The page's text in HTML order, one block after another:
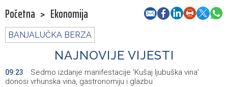
Početna > Ekonomija
BANJALUČKA BERZA
NAJNOVIJE VIJESTI
09:23
Sedmo izdanje manifestacije 'Kušaj ljubuška vina'
donosi vrhunska vina, gastronomiju i glazbu